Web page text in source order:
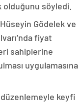
olduğunu söyledi.
Gödelek ve
fiyat
sahiplerine
uygulamasına
keyfi